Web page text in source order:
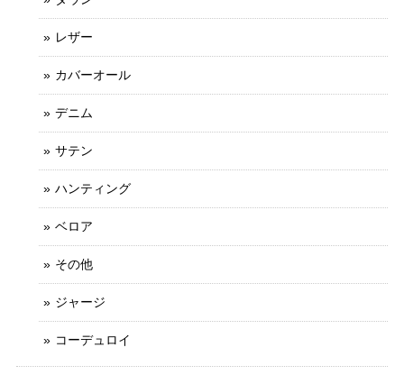
レザー
カバーオール
デニム
サテン
ハンティング
ベロア
その他
ジャージ
コーデュロイ